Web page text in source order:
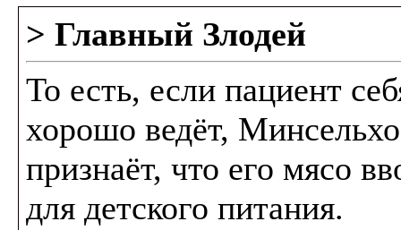
> Главный Злодей
То есть, если пациент
хорошо ведёт,
признаёт, что его мясо
для детского питания.